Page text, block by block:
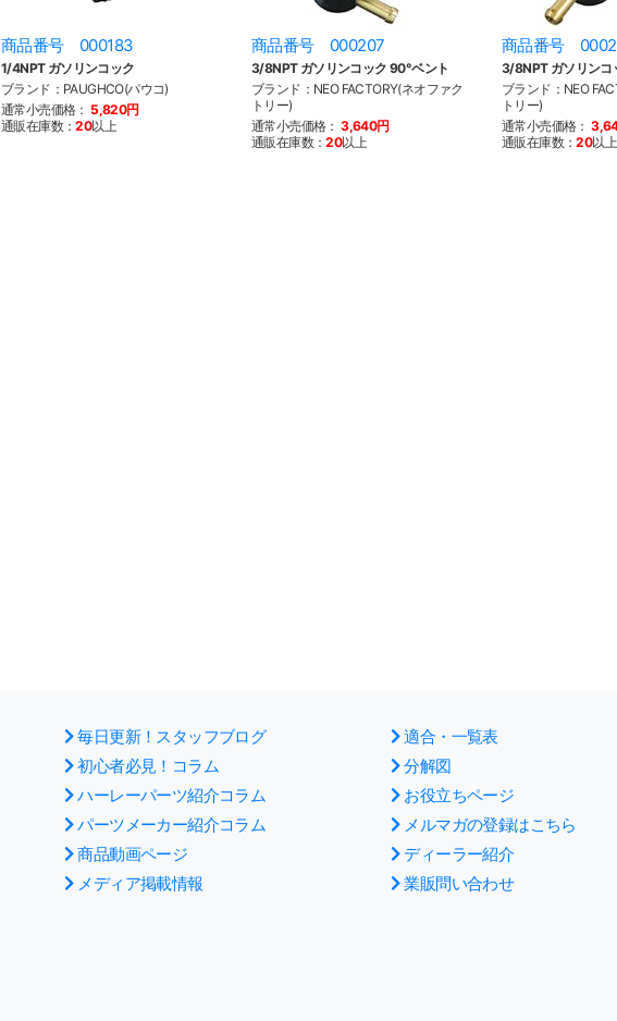
商品番号 000183
1/4NPT ガソリンコック
ブランド：PAUGHCO(パウコ)
通常小売価格： 5,820円
通販在庫数：20以上
商品番号 000207
3/8NPT ガソリンコック 90°ベント
ブランド：NEO FACTORY(ネオファク
トリー)
通常小売価格： 3,640円
通販在庫数：20以上
商品番号
3/8NPT ガソリンコ
ブランド：NEO
トリー)
通常小売価格：
通販在庫数：20以上
毎日更新！スタッフブログ
初心者必見！コラム
ハーレーパーツ紹介コラム
パーツメーカー紹介コラム
商品動画ページ
メディア掲載情報
適合・一覧表
分解図
お役立ちページ
メルマガの登録はこちら
ディーラー紹介
業販問い合わせ